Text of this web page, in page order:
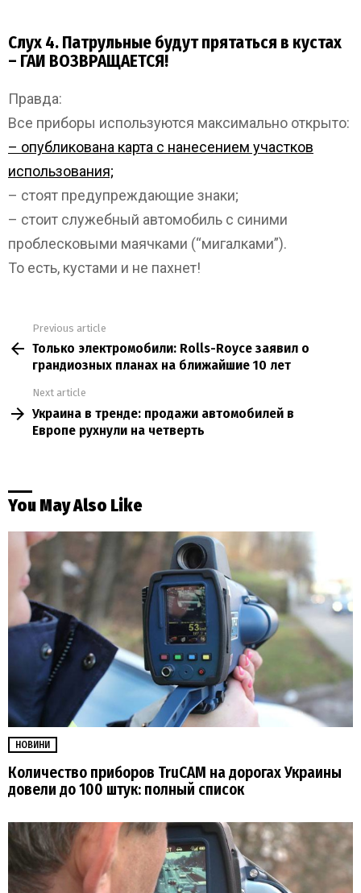
Слух 4. Патрульные будут прятаться в кустах
– ГАИ ВОЗВРАЩАЕТСЯ!
Правда:
Все приборы используются максимально открыто:
– опубликована карта с нанесением участков
использования;
– стоят предупреждающие знаки;
– стоит служебный автомобиль с синими
проблесковыми маячками (“мигалками”).
То есть, кустами и не пахнет!
more
Previous article
Только электромобили: Rolls-Royce заявил о
грандиозных планах на ближайшие 10 лет
Next article
Украина в тренде: продажи автомобилей в
Европе рухнули на четверть
You May Also Like
НОВИНИ
Количество приборов TruCAM на дорогах Украины
довели до 100 штук: полный список